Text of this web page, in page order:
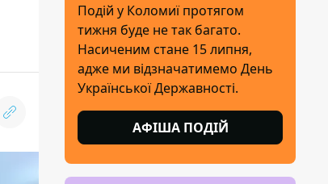
Подій у Коломиї протягом
тижня буде не так багато.
Насиченим стане 15 липня,
адже ми відзначатимемо День
Української Державності.
АФІША ПОДІЙ